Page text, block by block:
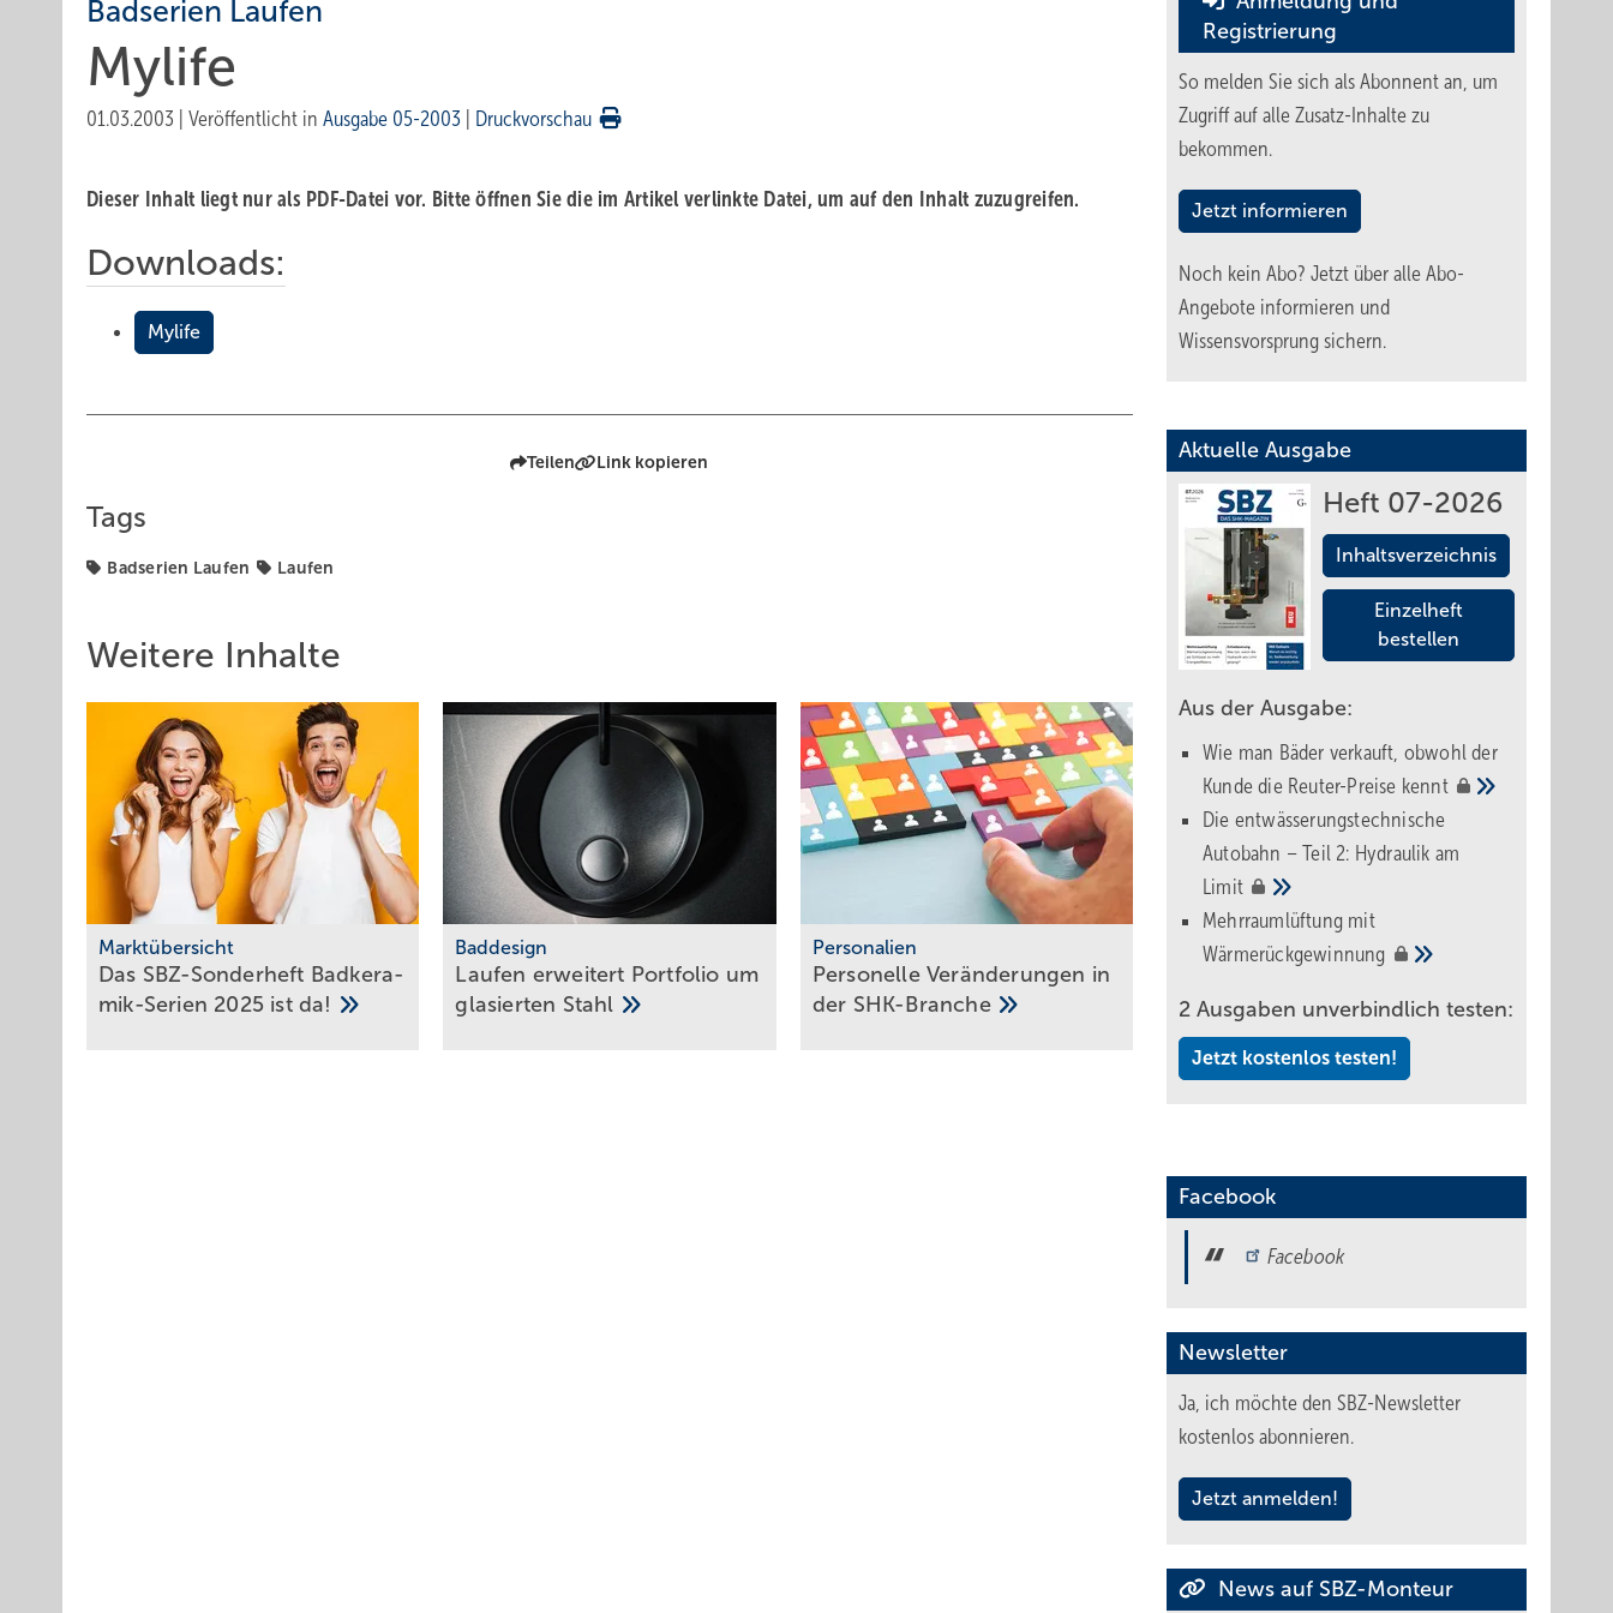
Badserien Laufen
Mylife
01.03.2003 Veröffentlicht in Ausgabe 05-2003 Druckvorschau
Dieser Inhalt liegt nur als PDF-Datei vor. Bitte öffnen Sie die im Artikel verlinkte Datei, um auf den Inhalt zuzugreifen.
Downloads:
Mylife
Teilen Link kopieren
Tags
Badserien Laufen Laufen
Weitere Inhalte
Marktübersicht
Das SBZ-Sonder­heft Bad­ke­ra­
mik-Serien 2025 ist da!
Baddesign
Laufen erwei­tert Port­folio um
gla­sier­ten Stahl
Personalien
Personelle Veränderungen in
der SHK-Branche
Registrierung
So melden Sie sich als Abonnent an, um
Zugriff auf alle Zusatz-Inhalte zu
bekommen.
Jetzt informieren
Noch kein Abo? Jetzt über alle Abo-
Angebote informieren und
Wissensvorsprung sichern.
Aktuelle Ausgabe
Heft 07-2026
Inhaltsverzeichnis
Einzelheft
bestellen
Aus der Ausgabe:
Wie man Bäder verkauft, obwohl der
Kunde die Reuter-Preise kennt
Die entwässerungstechnische
Autobahn – Teil 2: Hydraulik am
Limit
Mehrraumlüftung mit
Wärmerückgewinnung
2 Ausgaben unverbindlich testen:
Jetzt kostenlos testen!
Facebook
Facebook
Newsletter
Ja, ich möchte den SBZ-Newsletter
kostenlos abonnieren.
Jetzt anmelden!
News auf SBZ-Monteur